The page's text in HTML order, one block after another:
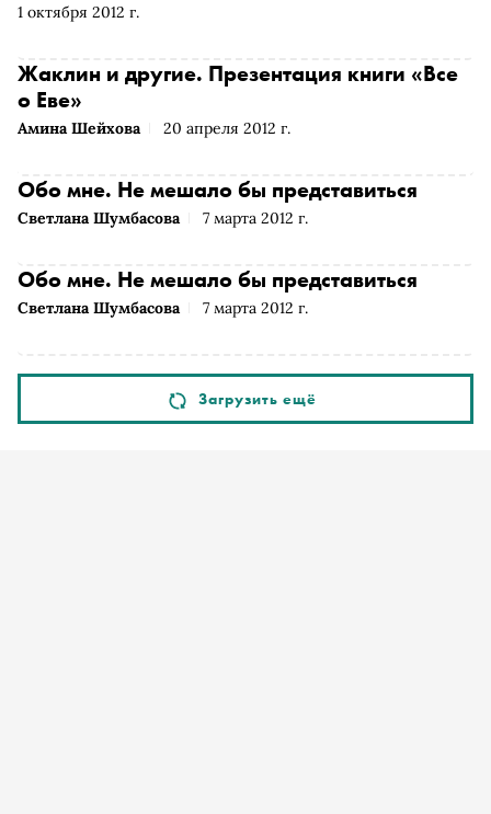
1 октября 2012 г.
Амина Шейхова 20 апреля 2012 г.
Жаклин и другие. Презентация книги «Все
о Еве»
Светлана Шумбасова 7 марта 2012 г.
Обо мне. Не мешало бы представиться
Светлана Шумбасова 7 марта 2012 г.
Обо мне. Не мешало бы представиться
Загрузить ещё